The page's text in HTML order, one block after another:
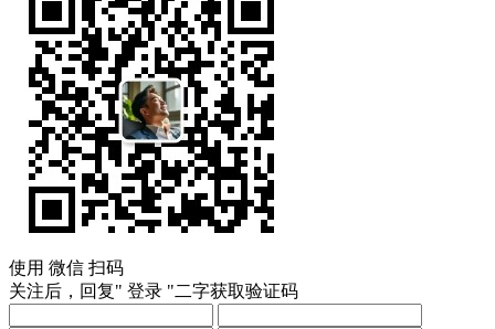
使用 微信 扫码
关注后，回复" 登录 "二字获取验证码